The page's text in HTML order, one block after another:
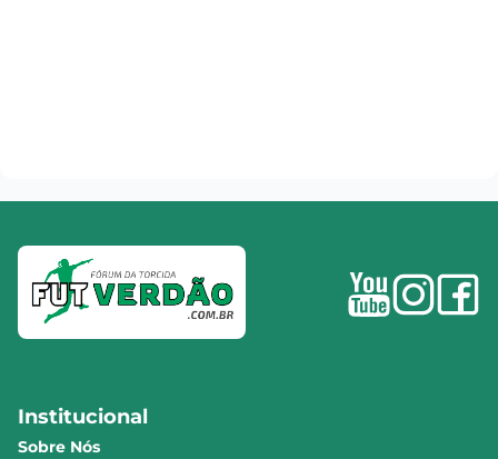
Institucional
Sobre Nós